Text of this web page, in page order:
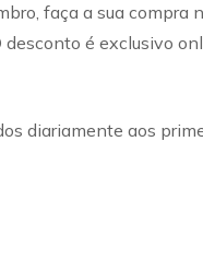
faça a sua
é exclusivo
diariamente aos